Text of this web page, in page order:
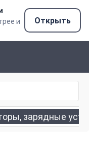
и
Открыть
зарядные